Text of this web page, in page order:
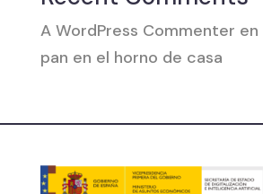
A WordPress Commenter en
pan en el horno de casa